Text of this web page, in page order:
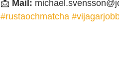
📩 Mail:
#rustaochmatcha